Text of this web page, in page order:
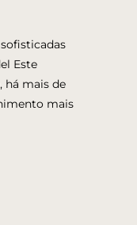
Este
há mais de
mais